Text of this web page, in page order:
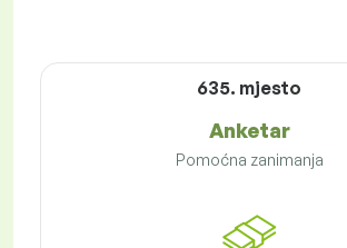
635. mjesto
Anketar
Pomoćna zanimanja